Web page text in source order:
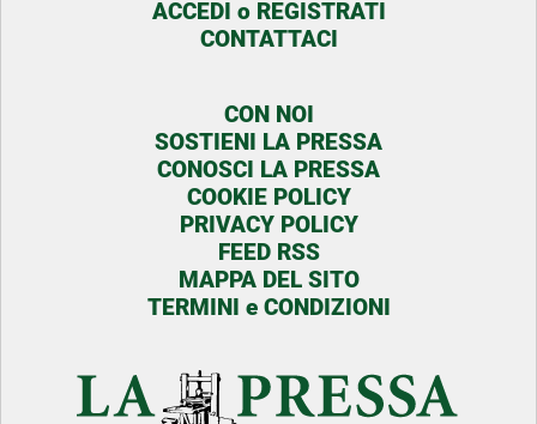
ACCEDI o REGISTRATI
CONTATTACI
CON NOI
SOSTIENI LA PRESSA
CONOSCI LA PRESSA
COOKIE POLICY
PRIVACY POLICY
FEED RSS
MAPPA DEL SITO
TERMINI e CONDIZIONI